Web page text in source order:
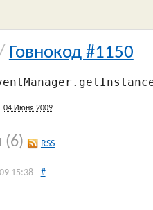
Говнокод #1150
04 Июня 2009
(6) RSS
15:38 #